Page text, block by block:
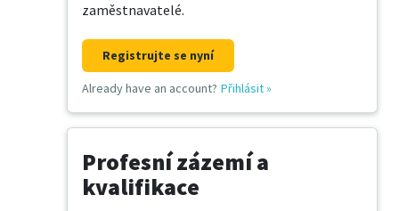
zaměstnavatelé.
Registrujte se nyní
Already have an account? Přihlásit»
Profesní zázemí a
kvalifikace